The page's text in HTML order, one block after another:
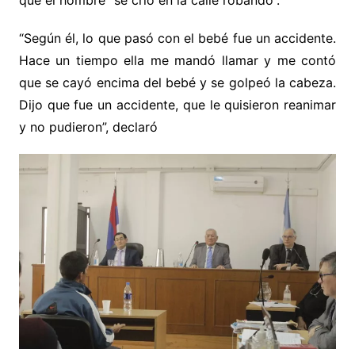
“Según él, lo que pasó con el bebé fue un accidente.
Hace un tiempo ella me mandó llamar y me contó
que se cayó encima del bebé y se golpeó la cabeza.
Dijo que fue un accidente, que le quisieron reanimar
y no pudieron”, declaró